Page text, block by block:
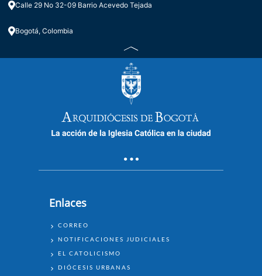
Calle 29 No 32-09 Barrio Acevedo Tejada
Bogotá, Colombia
Enlaces
ENLACES
CORREO
NOTIFICACIONES JUDICIALES
EL CATOLICISMO
DIÓCESIS URBANAS